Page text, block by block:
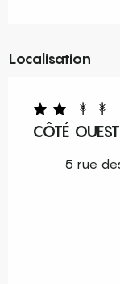
Localisation
CÔTÉ OUEST
5 rue